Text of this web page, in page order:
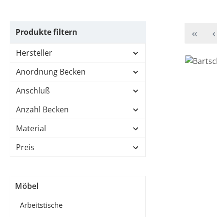
Produkte filtern
Hersteller
Anordnung Becken
Anschluß
Anzahl Becken
Material
Preis
Möbel
Arbeitstische